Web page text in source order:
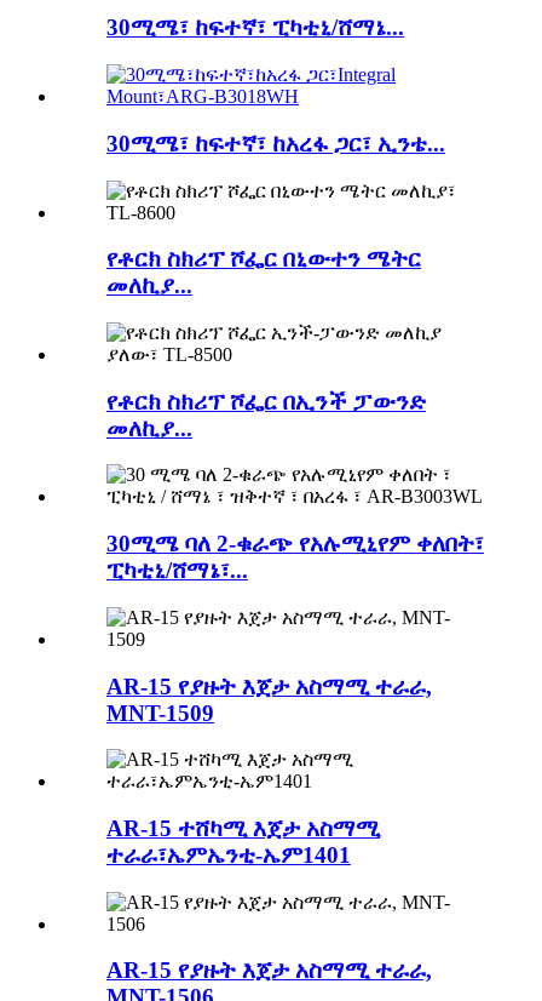
30ሚሜ፣ ከፍተኛ፣ ፒካቲኒ/ሸማኔ...
30ሚሜ፣ ከፍተኛ፣ ከአረፋ ጋር፣ ኢንቴ...
የቶርክ ስክሪፕ ሾፌር በኒውተን ሜትር
መለኪያ...
የቶርክ ስክሪፕ ሾፌር በኢንች ፓውንድ
መለኪያ...
30ሚሜ ባለ 2-ቁራጭ የአሉሚኒየም ቀለበት፣
ፒካቲኒ/ሸማኔ፣...
AR-15 የያዙት እጀታ አስማሚ ተራራ,
MNT-1509
AR-15 ተሸካሚ እጀታ አስማሚ
ተራራ፣ኤምኤንቲ-ኤም1401
AR-15 የያዙት እጀታ አስማሚ ተራራ,